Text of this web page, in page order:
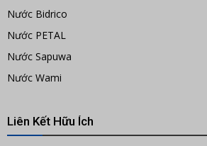
Nước Bidrico
Nước PETAL
Nước Sapuwa
Nước Wami
Liên Kết Hữu Ích